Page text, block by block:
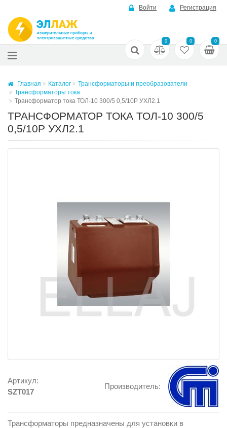
Войти Регистрация
0 0 0
Главная Каталог
Трансформаторы и преобразователи
Трансформаторы тока
Трансформатор тока ТОЛ-10 300/5 0,5/10Р УХЛ2.1
ТРАНСФОРМАТОР ТОКА ТОЛ-10 300/5
0,5/10Р УХЛ2.1
Артикул:
SZT017
Производитель:
Трансформаторы предназначены для установки в